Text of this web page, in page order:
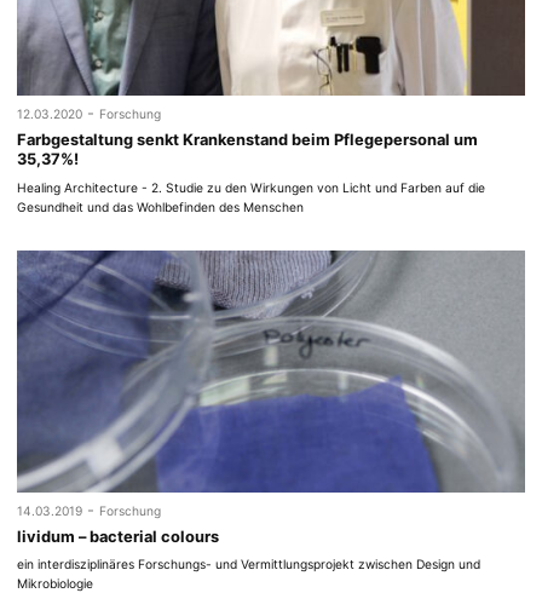
12.03.2020 - Forschung
Farbgestaltung senkt Krankenstand beim Pflegepersonal um
35,37%!
Healing Architecture - 2. Studie zu den Wirkungen von Licht und Farben auf die
Gesundheit und das Wohlbefinden des Menschen
14.03.2019 - Forschung
lividum – bacterial colours
ein interdisziplinäres Forschungs- und Vermittlungsprojekt zwischen Design und
Mikrobiologie